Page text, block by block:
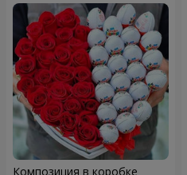
Композиция в коробке